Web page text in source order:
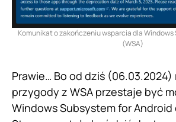
Komunikat o zakończeniu wsparcia dla
(WSA)
Prawie… Bo od dziś
przygody z WSA przestaje być
Windows Subsystem for Android